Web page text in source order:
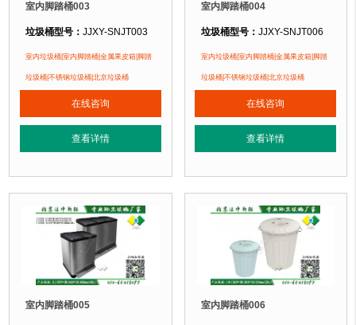
室内脚踏桶003
垃圾桶型号：JJXY-SNJT003
垃圾桶规格：(Φ)203*(W)302*(H)264mm(5L)
(Φ)290*(W)489*(H)362mm(20L)
(Φ)290*(W)695*(H)362mm(30L)
垃圾桶材质： 不锈钢板
垃圾桶周期：3-7天 厂家直销 来图定制
垃圾桶特点：1、全桶采用加厚不锈钢板，塑粉喷塑使用寿命为其它垃圾桶3
北京某商场、北京某展览馆、北京某图书馆等
室内垃圾桶|室内脚踏桶|金属果皮箱|脚踏
垃圾桶|不锈钢垃圾桶|北京垃圾桶
在线咨询
查看详情
室内脚踏桶004
垃圾桶型号： JJXY-SNJT006
垃圾桶规格：
垃圾桶材质： 不锈钢板
垃圾桶周期：3-7天 厂家直销 来图定
垃圾桶特点：1、全桶采用加厚不锈
北京某商场、北京某展览馆、北京某
室内垃圾桶|室内脚踏桶|金属果皮箱|脚踏
垃圾桶|不锈钢垃圾桶|北京垃圾桶
在线咨询
查看详情
室内脚踏桶005 室内脚踏桶006